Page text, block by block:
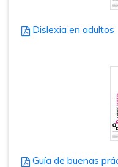
Dislexia en adultos
Guía de buenas